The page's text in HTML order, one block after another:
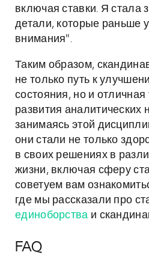
включая ставки. Я стала
детали, которые раньше
внимания".
Таким образом,
не только путь к
состояния, но и
развития аналитических
занимаясь этой
они стали не только
в своих решениях в
жизни, включая сферу
советуем вам
где мы рассказали про
единоборства и
FAQ